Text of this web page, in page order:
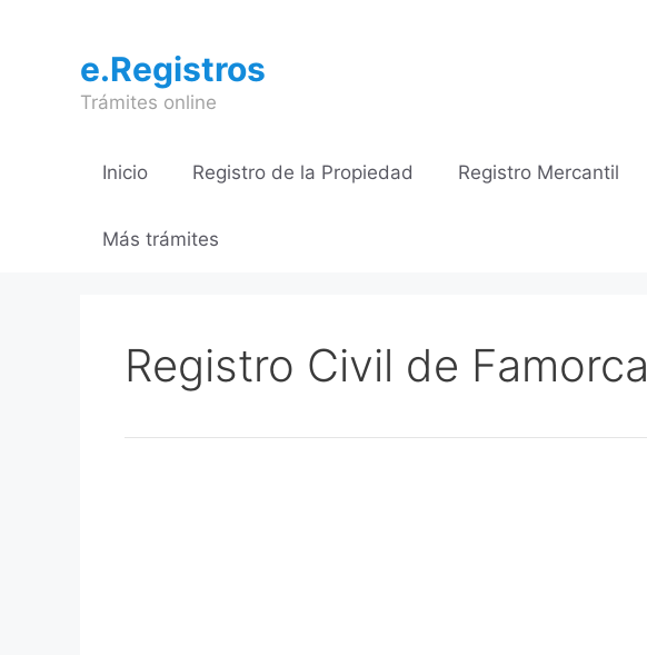
contenidoe.Registros
Trámites online
Inicio Registro de la Propiedad Registro Mercantil
Más trámites
Registro Civil de Famorca